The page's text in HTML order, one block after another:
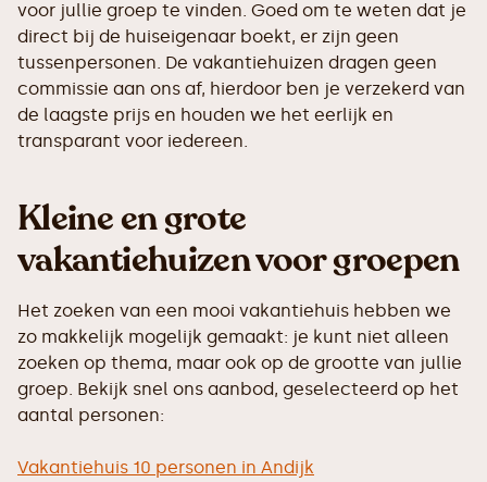
voor jullie groep te vinden. Goed om te weten dat je
direct bij de huiseigenaar boekt, er zijn geen
tussenpersonen. De vakantiehuizen dragen geen
commissie aan ons af, hierdoor ben je verzekerd van
de laagste prijs en houden we het eerlijk en
transparant voor iedereen.
Kleine en grote
vakantiehuizen voor groepen
Het zoeken van een mooi vakantiehuis hebben we
zo makkelijk mogelijk gemaakt: je kunt niet alleen
zoeken op thema, maar ook op de grootte van jullie
groep. Bekijk snel ons aanbod, geselecteerd op het
aantal personen:
Vakantiehuis 10 personen in Andijk